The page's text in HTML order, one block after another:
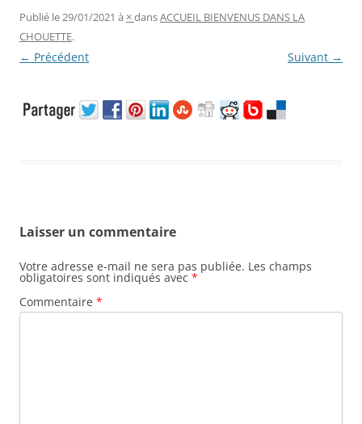
Publié le29/01/2021 à ×dansACCUEIL BIENVENUS DANS LA
CHOUETTE.
← Précédent Suivant →
Laisser un commentaire
Votre adresse e-mail ne sera pas publiée. Les champs
obligatoires sont indiqués avec *
Commentaire *